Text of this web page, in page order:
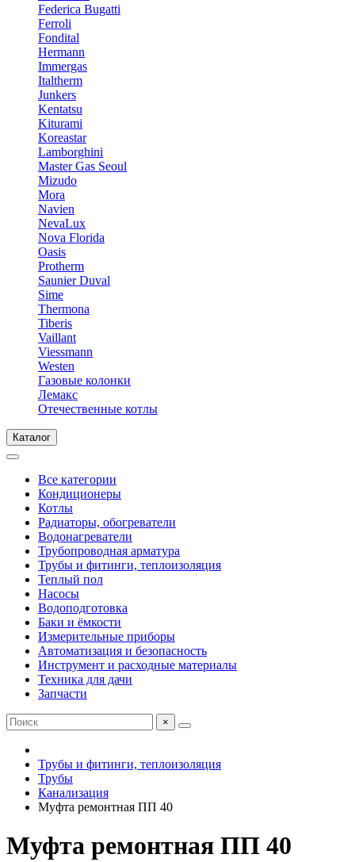
Federica Bugatti
Ferroli
Fondital
Hermann
Immergas
Italtherm
Junkers
Kentatsu
Kiturami
Koreastar
Lamborghini
Master Gas Seoul
Mizudo
Mora
Navien
NevaLux
Nova Florida
Oasis
Protherm
Saunier Duval
Sime
Thermona
Tiberis
Vaillant
Viessmann
Westen
Газовые колонки
Лемакс
Отечественные котлы
Каталог
Все категории
Кондиционеры
Котлы
Радиаторы, обогреватели
Водонагреватели
Трубопроводная арматура
Трубы и фитинги, теплоизоляция
Теплый пол
Насосы
Водоподготовка
Баки и ёмкости
Измерительные приборы
Автоматизация и безопасность
Инструмент и расходные материалы
Техника для дачи
Запчасти
×
Трубы и фитинги, теплоизоляция
Трубы
Канализация
Муфта ремонтная ПП 40
Муфта ремонтная ПП 40